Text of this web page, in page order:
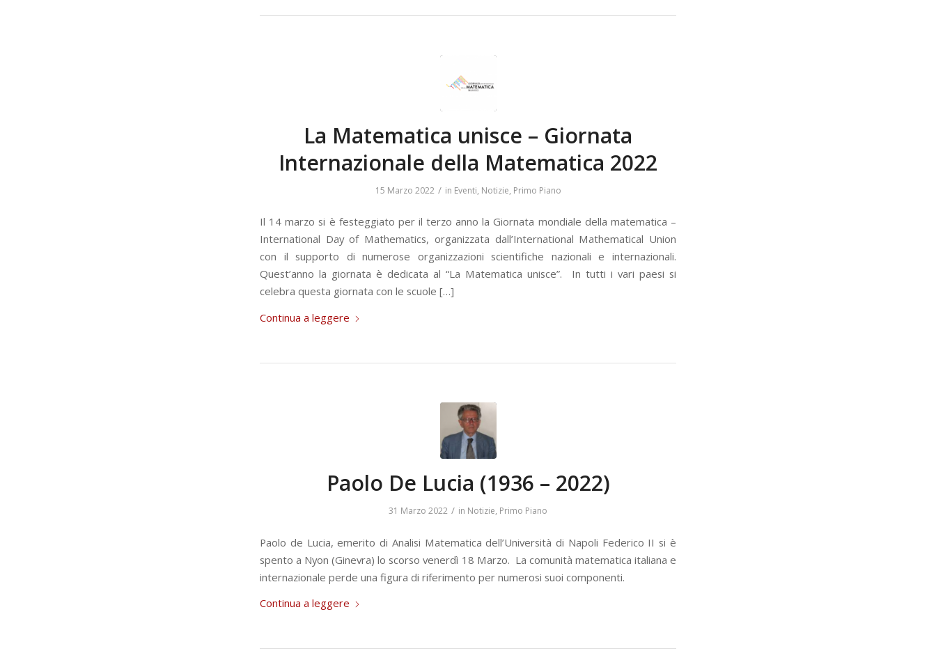
La Matematica unisce – Giornata
Internazionale della Matematica 2022
15 Marzo 2022 / in Eventi, Notizie, Primo Piano
Il 14 marzo si è festeggiato per il terzo anno la Giornata mondiale della matematica –
International Day of Mathematics, organizzata dall’International Mathematical Union
con il supporto di numerose organizzazioni scientifiche nazionali e internazionali.
Quest’anno la giornata è dedicata al “La Matematica unisce”. In tutti i vari paesi si
celebra questa giornata con le scuole […]
Continua a leggere
Paolo De Lucia (1936 – 2022)
31 Marzo 2022 / in Notizie, Primo Piano
Paolo de Lucia, emerito di Analisi Matematica dell’Università di Napoli Federico II si è
spento a Nyon (Ginevra) lo scorso venerdì 18 Marzo. La comunità matematica italiana e
internazionale perde una figura di riferimento per numerosi suoi componenti.
Continua a leggere